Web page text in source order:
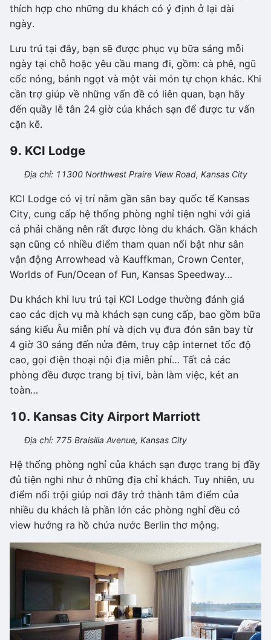
thích hợp cho những du khách có ý định ở lại dài
ngày.
Lưu trú tại đây, bạn sẽ được phục vụ bữa sáng mỗi
ngày tại chỗ hoặc yêu cầu mang đi, gồm: cà phê, ngũ
cốc nóng, bánh ngọt và một vài món tự chọn khác. Khi
cần trợ giúp về những vấn đề có liên quan, bạn hãy
đến quầy lễ tân 24 giờ của khách sạn để được tư vấn
cặn kẽ.
9. KCI Lodge
Địa chỉ: 11300 Northwest Praire View Road, Kansas City
KCI Lodge có vị trí nằm gần sân bay quốc tế Kansas
City, cung cấp hệ thống phòng nghỉ tiện nghi với giá
cả phải chăng nên rất được lòng du khách. Gần khách
sạn cũng có nhiều điểm tham quan nổi bật như sân
vận động Arrowhead và Kauffkman, Crown Center,
Worlds of Fun/Ocean of Fun, Kansas Speedway…
Du khách khi lưu trú tại KCI Lodge thường đánh giá
cao các dịch vụ mà khách sạn cung cấp, bao gồm bữa
sáng kiểu Âu miễn phí và dịch vụ đưa đón sân bay từ
4 giờ 30 sáng đến nửa đêm, truy cập internet tốc độ
cao, gọi điện thoại nội địa miễn phí… Tất cả các
phòng đều được trang bị tivi, bàn làm việc, két an
toàn…
10. Kansas City Airport Marriott
Địa chỉ: 775 Braisilia Avenue, Kansas City
Hệ thống phòng nghỉ của khách sạn được trang bị đầy
đủ tiện nghi như ở những địa chỉ khách. Tuy nhiên, ưu
điểm nổi trội giúp nơi đây trở thành tâm điểm của
nhiều du khách là phần lớn các phòng nghỉ đều có
view hướng ra hồ chứa nước Berlin thơ mộng.